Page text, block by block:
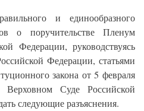
и единообразного
о поручительстве Пленум
Федерации, руководствуясь
Федерации, статьями
закона от 5 февраля
Суде Российской
следующие разъяснения.